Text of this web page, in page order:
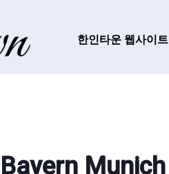
한인타운 웹사이트